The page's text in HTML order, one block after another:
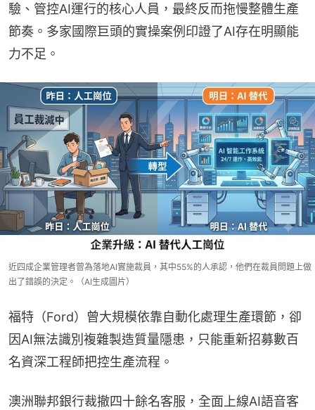
驗、管控AI運行的核心人員，最終反而拖慢整體生產
節奏。多家國際巨頭的實操案例印證了AI存在明顯能
力不足。
近四成企業管理者曾為落地AI實施裁員，其中55%的人承認，他們在裁員問題上做
出了錯誤的決定。（AI生成圖片）
福特（Ford）曾大規模依靠自動化處理生產環節，卻
因AI無法識別複雜製造質量隱患，只能重新招募數百
名資深工程師把控生產流程。
澳洲聯邦銀行裁撤四十餘名客服，全面上線AI語音客